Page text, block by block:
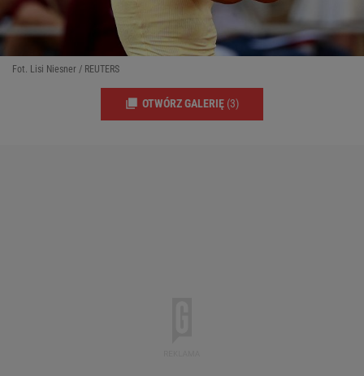
Fot. Lisi Niesner / REUTERS
OTWÓRZ GALERIĘ (3)